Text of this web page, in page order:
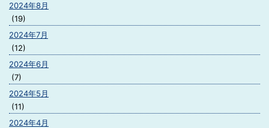
2024年8月
(19)
2024年7月
(12)
2024年6月
(7)
2024年5月
(11)
2024年4月